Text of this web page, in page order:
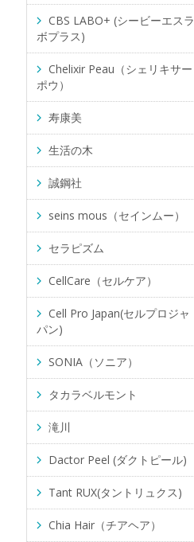
CBS LABO+ (シービーエスラ
ボプラス)
Chelixir Peau（シェリキサー
ポウ）
寿康美
生活の木
誠鋼社
seins mous（セインムー）
セラピズム
CellCare（セルケア）
Cell Pro Japan(セルプロジャ
パン)
SONIA（ソニア）
タカラベルモント
滝川
Dactor Peel (ダクトピール)
Tant RUX(タントリュクス)
Chia Hair（チアヘア）